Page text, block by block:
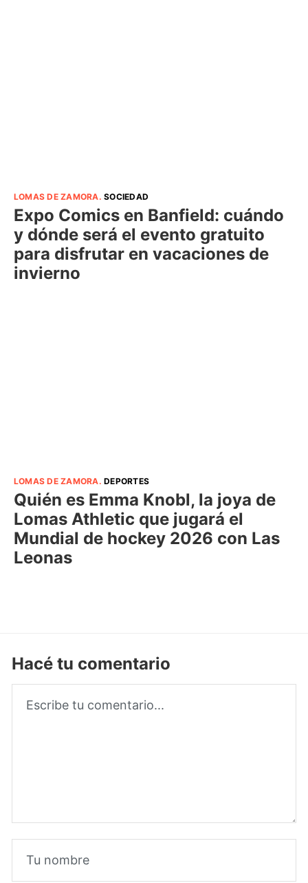
LOMAS DE ZAMORA.SOCIEDAD
Expo Comics en Banfield: cuándo
y dónde será el evento gratuito
para disfrutar en vacaciones de
invierno
LOMAS DE ZAMORA.DEPORTES
Quién es Emma Knobl, la joya de
Lomas Athletic que jugará el
Mundial de hockey 2026 con Las
Leonas
Hacé tu comentario